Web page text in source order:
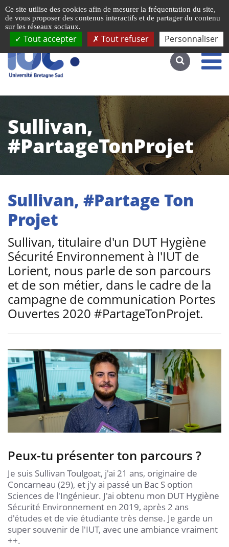
Accéder au site complet
Sullivan,
#PartageTonProjet
Sullivan, #Partage Ton
Projet
Sullivan, titulaire d'un DUT Hygiène
Sécurité Environnement à l'IUT de
Lorient, nous parle de son parcours
et de son métier, dans le cadre de la
campagne de communication Portes
Ouvertes 2020 #PartageTonProjet.
Peux-tu présenter ton parcours ?
Je suis Sullivan Toulgoat, j'ai 21 ans, originaire de
Concarneau (29), et j'y ai passé un Bac S option
Sciences de l'Ingénieur. J'ai obtenu mon DUT Hygiène
Sécurité Environnement en 2019, après 2 ans
d'études et de vie étudiante très dense. Je garde un
super souvenir de l'IUT, avec une ambiance vraiment
++.
Ce site utilise des cookies afin de mesurer la fréquentation du site,
de vous proposer des contenus interactifs et de partager du contenu
sur les réseaux sociaux.
Tout accepter Tout refuser Personnaliser